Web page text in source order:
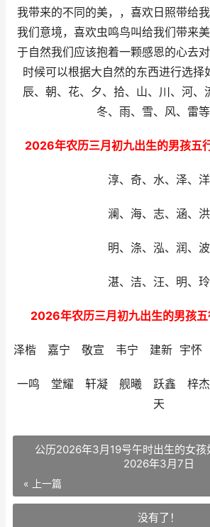
我带来的不同的美，，喜欢日照带给
我们意境，喜欢虫鸣鸟叫给我们带来
于自然我们应该抱着一颗感恩的心去
时候可以根据大自然的东西进行选择
辰、朝、花、夕、拾、山、川、河、
冬、雨、雪、风、雷等
2026年农历三月初九出生的男孩五
淳、奇、水、泽、洋
澜、海、志、涵、洪
明、涤、泓、润、波
湛、洁、汪、明、玲
2026年农历三月初九出生的男孩
泽楷 嘉宁 敬宣 韦宁 建新 宇
一鸣 堂耀 轩凝 舰曦 跃鑫 梓
天
公历2026年3月19号午时出生的女孩
2026年3月7日
« 上一篇
没有了！